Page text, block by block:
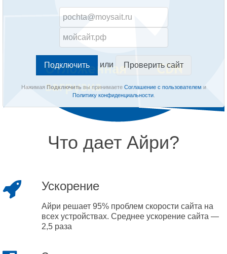
или Проверить сайт
Нажимая Подключитьвы принимаете Соглашение с пользователем и
Политику конфиденциальности.
Что дает Айри?
Ускорение
Айри решает 95% проблем скорости сайта на
всех устройствах. Среднее ускорение сайта —
2,5 раза